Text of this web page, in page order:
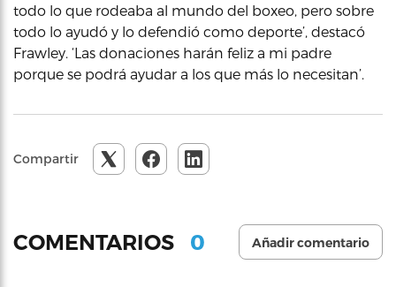
todo lo que rodeaba al mundo del boxeo, pero sobre
todo lo ayudó y lo defendió como deporte’, destacó
Frawley. ‘Las donaciones harán feliz a mi padre
porque se podrá ayudar a los que más lo necesitan’.
Compartir
COMENTARIOS 0 Añadir comentario